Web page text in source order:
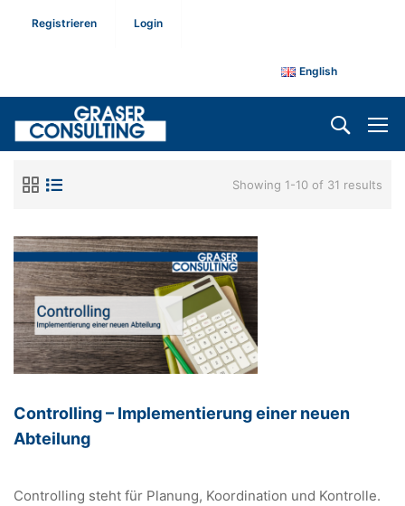
Registrieren Login
English
Showing 1-10 of 31 results
Controlling – Implementierung einer neuen
Abteilung
Controlling steht für Planung, Koordination und Kontrolle.